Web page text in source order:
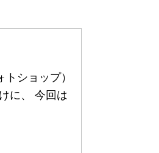
ショップ）
に、 今回は